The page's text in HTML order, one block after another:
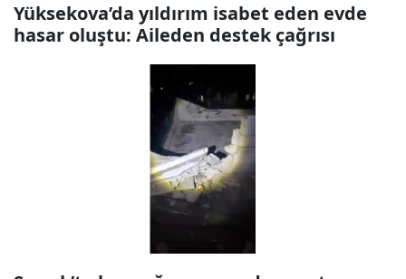
Yüksekova’da yıldırım isabet eden evde
hasar oluştu: Aileden destek çağrısı